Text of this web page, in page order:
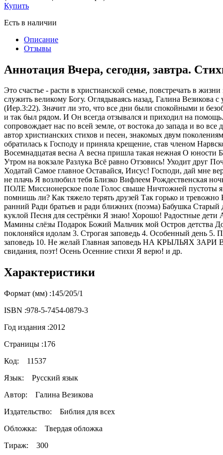
Купить
Есть в наличии
Описание
Отзывы
Аннотация Вчера, сегодня, завтра.
Это счастье - расти в христианской семье, повстречать в
служить великому Богу. Оглядываясь назад, Галина Везикова
(Иер.3:22). Значит ли это, что все дни были спокойными и
и так был рядом. И Он всегда отзывался и приходил на
сопровождает нас по всей земле, от востока до запада и во
автор христианских стихов и песен, знакомых двум
обратилась к Господу и приняла крещение, став членом
Восемнадцатая весна А весна пришла такая нежная О
Утром на вокзале Разлука Всё равно Отзовись! Уходит
Ходатай Самое главное Оставайся, Иисус! Господи, дай
не плачь Я возлюбил тебя Близко Вифлеем
ПОЛЕ Миссионерское поле Голос свыше Ничтожней пустоты
помнишь ли? Как тяжело терять друзей Так горько и
ранний Ради братьев и ради ближних (поэма) Бабушка
куклой Песня для сестрёнки Я знаю! Хорошо! Радостные дети
Мамины слёзы Подарок Божий Мальчик мой Остров
поклоняйся идолам 3. Строгая заповедь 4. Особенный день
заповедь 10. Не желай Главная заповедь НА КРЫЛЬЯХ ЗАРИ
свидания, поэт! Осень Осенние стихи Я верю! и др.
Характеристики
Формат (мм) :145/205/1
ISBN :978-5-7454-0879-3
Год издания :2012
Страницы :176
Код: 11537
Язык: Русский язык
Автор:
Галина Везикова
Издательство:
Библия для всех
Обложка: Твердая обложка
Тираж: 300